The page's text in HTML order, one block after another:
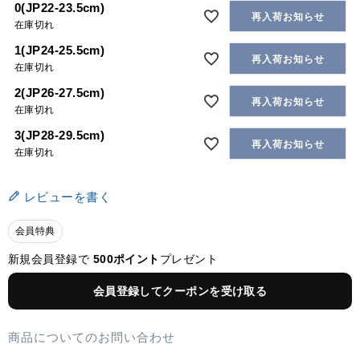
0(JP22-23.5cm)
在庫切れ
再入荷お知らせ
1(JP24-25.5cm)
在庫切れ
再入荷お知らせ
2(JP26-27.5cm)
在庫切れ
再入荷お知らせ
3(JP28-29.5cm)
在庫切れ
再入荷お知らせ
レビューを書く
会員特典
新規会員登録で 500ポイント プレゼント
会員登録してクーポンを受け取る
商品についてのお問い合わせ